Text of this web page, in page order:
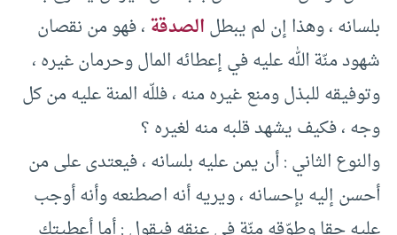
بلسانه ، وهذا إن لم يبطلالصدقة، فهو من نقصان
شهود منّة الله عليه في إعطائه المال وحرمان غيره ،
وتوفيقه للبذل ومنع غيره منه ، فللّه المنة عليه من كل
وجه ، فكيف يشهد قلبه منه لغيره ؟
والنوع الثاني : أن يمن عليه بلسانه ، فيعتدى على من
أحسن إليه بإحسانه ، ويريه أنه اصطنعه وأنه أوجب